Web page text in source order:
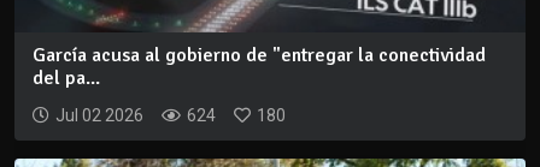
García acusa al gobierno de "entregar la conectividad
del pa...
Jul 02 2026 624 180